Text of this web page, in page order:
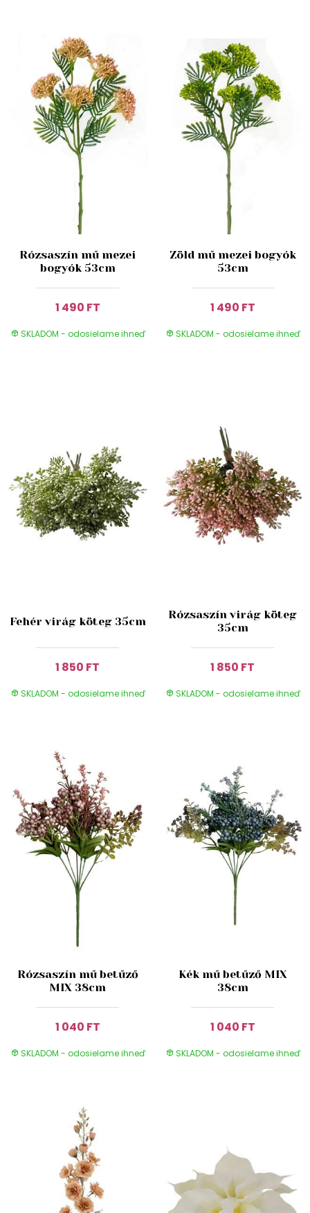
Rózsaszín mű mezei
bogyók 53cm
1 490 FT
SKLADOM - odosielame ihneď
Zöld mű mezei bogyók
53cm
1 490 FT
SKLADOM - odosielame ihneď
Fehér virág köteg 35cm
1 850 FT
SKLADOM - odosielame ihneď
Rózsaszín virág köteg
35cm
1 850 FT
SKLADOM - odosielame ihneď
Rózsaszín mű betűző
MIX 38cm
1 040 FT
SKLADOM - odosielame ihneď
Kék mű betűző MIX
38cm
1 040 FT
SKLADOM - odosielame ihneď